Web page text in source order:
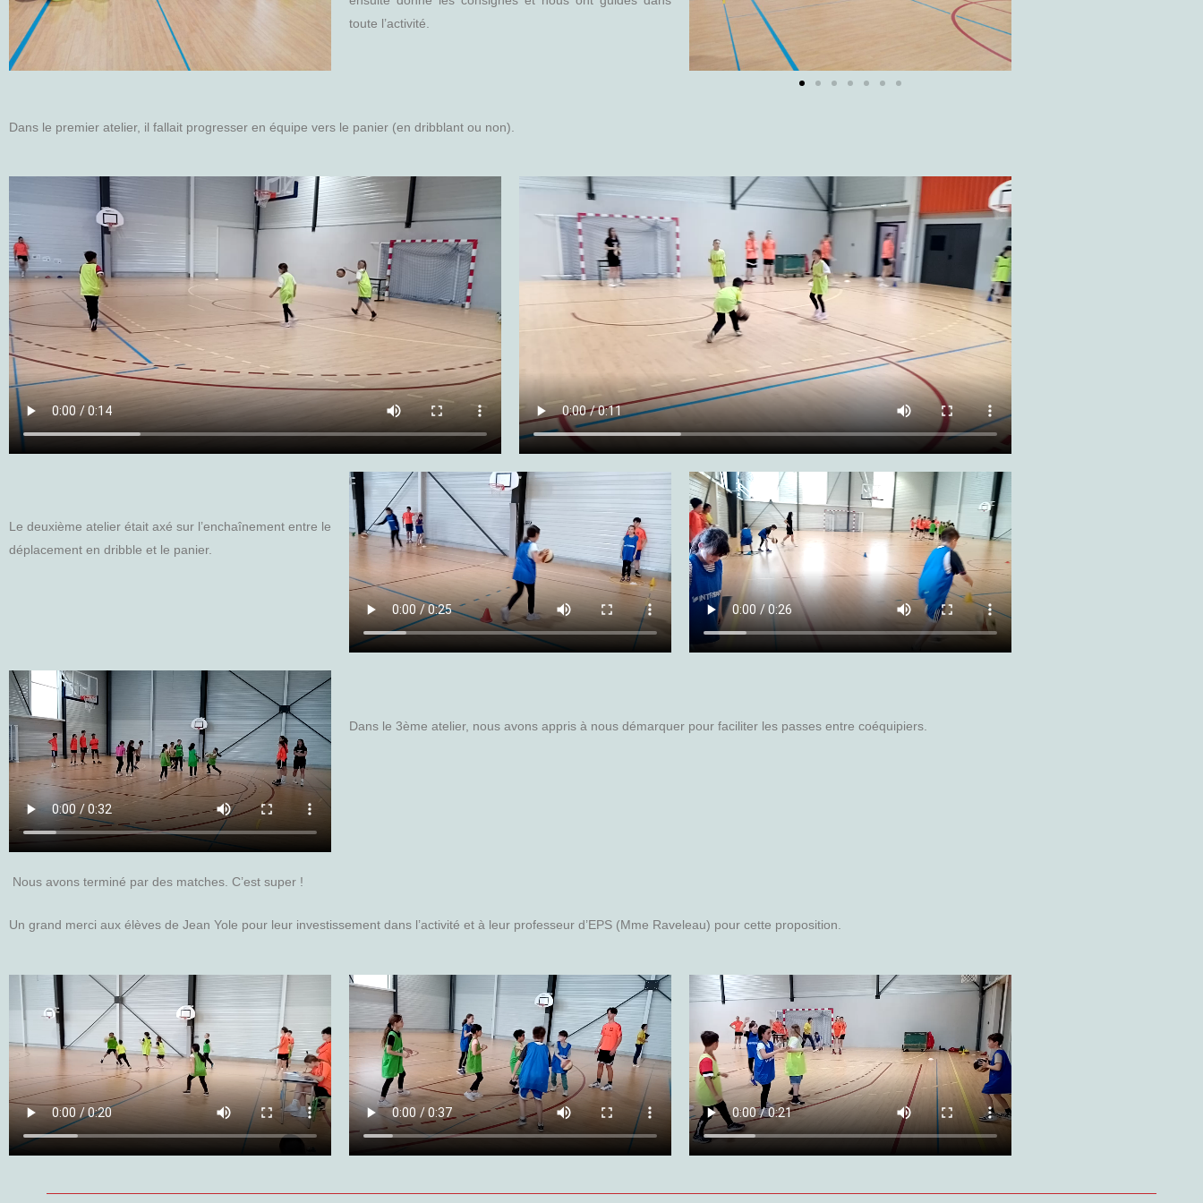
toute l’activité.
Dans le premier atelier, il fallait progresser en équipe vers le panier (en dribblant ou non).
Le deuxième atelier était axé sur l’enchaînement entre le
déplacement en dribble et le panier.
Dans le 3ème atelier, nous avons appris à nous démarquer pour faciliter les passes entre coéquipiers.
Nous avons terminé par des matches. C’est super !
Un grand merci aux élèves de Jean Yole pour leur investissement dans l’activité et à leur professeur d’EPS (Mme Raveleau) pour cette proposition.